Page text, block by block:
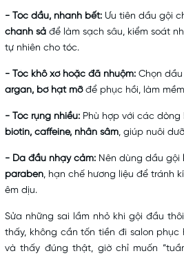
- Tóc dầu, nhanh bết: Ưu tiên dầu gội
chanh sả để làm sạch sâu, kiểm soát
tự nhiên cho tóc.
- Tóc khô xơ hoặc đã nhuộm: Chọn
argan, bơ hạt mỡđể phục hồi, làm
- Tóc rụng nhiều: Phù hợp với các
biotin, caffeine, nhân sâm, giúp nuôi
- Da đầu nhạy cảm: Nên dùng dầu gội
paraben, hạn chế hương liệu để tránh
êm dịu.
Sửa những sai lầm nhỏ khi gội đầu
thấy, không cần tốn tiền đi salon phục
và thấy đúng thật, giờ chỉ muốn